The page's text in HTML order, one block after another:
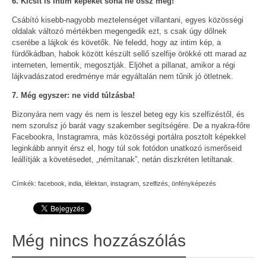
Csábító kisebb-nagyobb meztelenséget villantani, egyes közösségi
oldalak változó mértékben megengedik ezt, s csak úgy dőlnek
cserébe a lájkok és követők. Ne feledd, hogy az intim kép, a
fürdőkádban, habok között készült sellő szelfije örökké ott marad az
interneten, lementik, megosztják. Eljöhet a pillanat, amikor a régi
lájkvadászatod eredménye már egyáltalán nem tűnik jó ötletnek.
7. Még egyszer: ne vidd túlzásba!
Bizonyára nem vagy és nem is leszel beteg egy kis szelfizéstől, és
nem szorulsz jó barát vagy szakember segítségére. De a nyakra-főre
Facebookra, Instagramra, más közösségi portálra posztolt képekkel
leginkább annyit érsz el, hogy túl sok fotódon unatkozó ismerőseid
leállítják a követésedet, „némítanak”, netán diszkréten letiltanak.
Címkék: facebook india lélektan instagram szelfizés önfényképezés
Még nincs hozzászólás